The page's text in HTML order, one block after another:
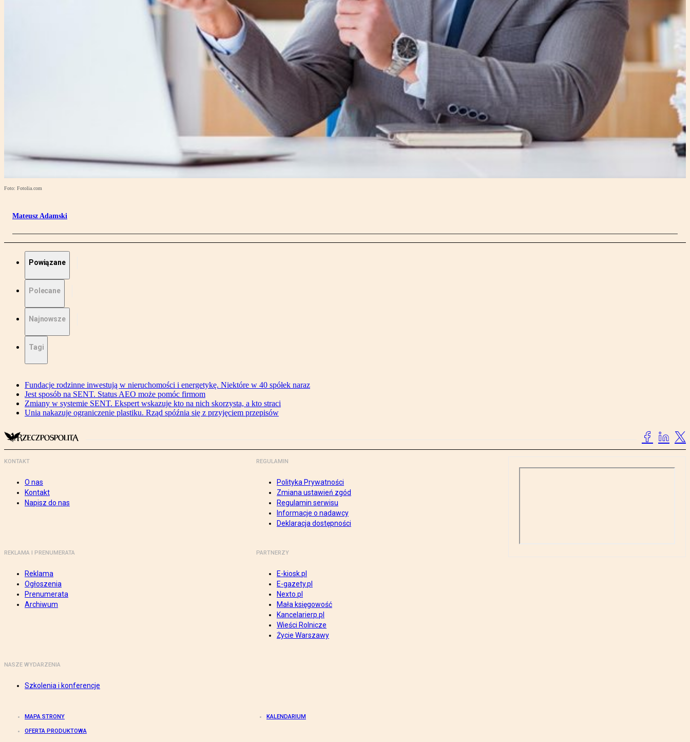
Foto: Fotolia.com
Mateusz Adamski
Powiązane
Polecane
Najnowsze
Tagi
Fundacje rodzinne inwestują w nieruchomości i energetykę. Niektóre w 40 spółek naraz
Jest sposób na SENT. Status AEO może pomóc firmom
Zmiany w systemie SENT. Ekspert wskazuje kto na nich skorzysta, a kto straci
Unia nakazuje ograniczenie plastiku. Rząd spóźnia się z przyjęciem przepisów
KONTAKT
O nas
Kontakt
Napisz do nas
REGULAMIN
Polityka Prywatności
Zmiana ustawień zgód
Regulamin serwisu
Informacje o nadawcy
Deklaracja dostępności
REKLAMA I PRENUMERATA
Reklama
Ogłoszenia
Prenumerata
Archiwum
PARTNERZY
E-kiosk.pl
E-gazety.pl
Nexto.pl
Mała księgowość
Kancelarierp.pl
Wieści Rolnicze
Życie Warszawy
NASZE WYDARZENIA
Szkolenia i konferencje
MAPA STRONY KALENDARIUM
OFERTA PRODUKTOWA